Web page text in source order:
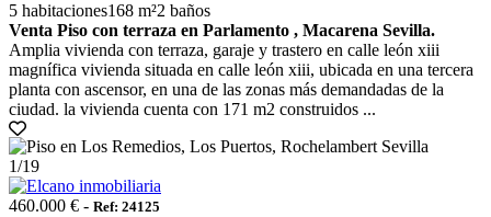
5 habitaciones168 m²2 baños
Venta Piso con terraza en Parlamento , Macarena Sevilla.
Amplia vivienda con terraza, garaje y trastero en calle león xiii
magnífica vivienda situada en calle león xiii, ubicada en una tercera
planta con ascensor, en una de las zonas más demandadas de la
ciudad. la vivienda cuenta con 171 m2 construidos ...
1/19
460.000 € - Ref: 24125